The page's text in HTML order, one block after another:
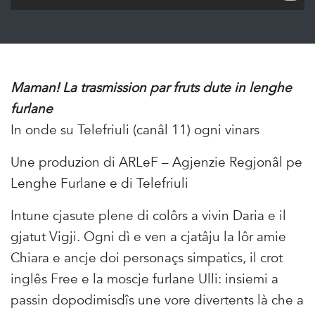
Maman! La trasmission par fruts dute in lenghe
furlane
In onde su Telefriuli (canâl 11) ogni vinars
Une produzion di ARLeF – Agjenzie Regjonâl pe
Lenghe Furlane e di Telefriuli
Intune cjasute plene di colôrs a vivin Daria e il
gjatut Vigji. Ogni dì e ven a cjatâju la lôr amie
Chiara e ancje doi personaçs simpatics, il crot
inglês Free e la moscje furlane Ulli: insiemi a
passin dopodimisdîs une vore divertents là che a